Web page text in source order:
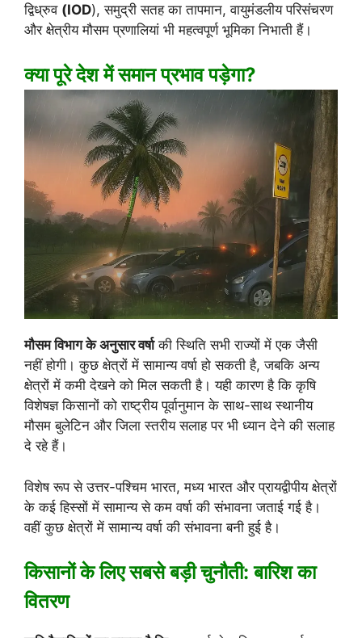
द्विध्रुव (IOD), समुद्री सतह का तापमान, वायुमंडलीय परिसंचरण
और क्षेत्रीय मौसम प्रणालियां भी महत्वपूर्ण भूमिका निभाती हैं।
क्या पूरे देश में समान प्रभाव पड़ेगा?
मौसम विभाग के अनुसार वर्षाकी स्थिति सभी राज्यों में एक जैसी
नहीं होगी। कुछ क्षेत्रों में सामान्य वर्षा हो सकती है, जबकि अन्य
क्षेत्रों में कमी देखने को मिल सकती है। यही कारण है कि कृषि
विशेषज्ञ किसानों को राष्ट्रीय पूर्वानुमान के साथ-साथ स्थानीय
मौसम बुलेटिन और जिला स्तरीय सलाह पर भी ध्यान देने की सलाह
दे रहे हैं।
विशेष रूप से उत्तर-पश्चिम भारत, मध्य भारत और प्रायद्वीपीय क्षेत्रों
के कई हिस्सों में सामान्य से कम वर्षा की संभावना जताई गई है।
वहीं कुछ क्षेत्रों में सामान्य वर्षा की संभावना बनी हुई है।
किसानों के लिए सबसे बड़ी चुनौती: बारिश का
वितरण